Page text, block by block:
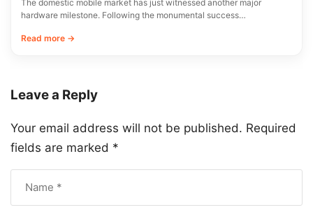
The domestic mobile market has just witnessed another major
hardware milestone. Following the monumental success…
Read more →
Leave a Reply
Your email address will not be published. Required
fields are marked *